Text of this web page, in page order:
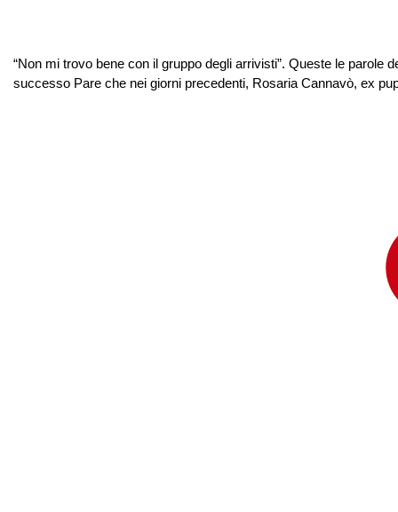
“Non mi trovo bene con il gruppo degli arrivisti”. Queste le parole
successo Pare che nei giorni precedenti, Rosaria Cannavò, ex